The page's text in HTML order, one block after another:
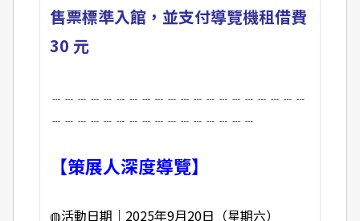
售票標準入館，並支付導覽機租借費
30 元
﹍﹍﹍﹍﹍﹍﹍﹍﹍﹍﹍﹍﹍﹍﹍﹍﹍﹍﹍﹍
﹍﹍﹍﹍﹍﹍﹍﹍﹍﹍﹍﹍﹍﹍﹍﹍
【策展人深度導覽】
◍活動日期｜2025年9月20日（星期六）